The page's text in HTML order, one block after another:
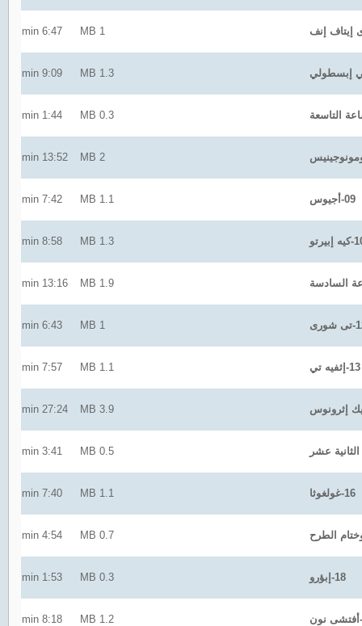
1 MB
6:47 min
1.3 MB
9:09 min
0.3 MB
1:44 min
2 MB
13:52 min
09-أجيوس 1.1 MB
7:42 min
إبيرتو 1.3 MB
8:58 min
1.9 MB
13:16 min
1 MB
6:43 min
13-إثفيه تي 1.1 MB
7:57 min
3.9 MB
27:24 min
0.5 MB
3:41 min
16-غولغوثا 1.1 MB
7:40 min
0.7 MB
4:54 min
18-إبؤرو 0.3 MB
1:53 min
1.2 MB
8:18 min